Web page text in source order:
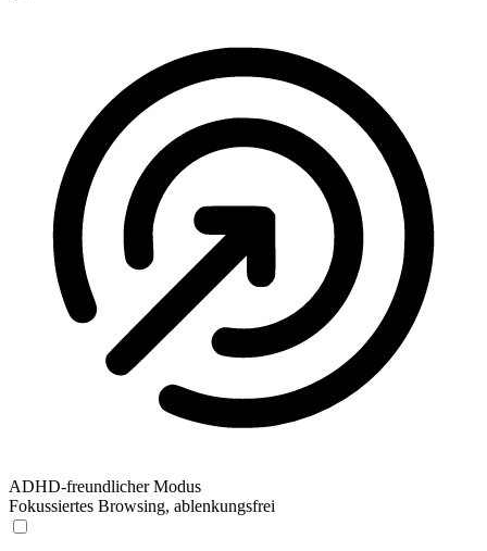
ADHD-freundlicher Modus
Fokussiertes Browsing, ablenkungsfrei